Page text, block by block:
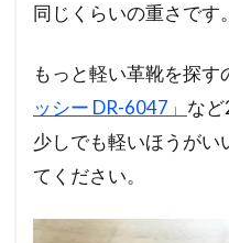
同じくらいの重さです。
もっと軽い革靴を探す
ッシー DR-6047」 など
少しでも軽いほうがい
てください。